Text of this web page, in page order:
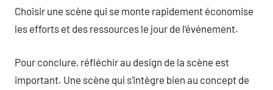
Choisir une scène qui se monte rapidement économise
les efforts et des ressources le jour de l’événement.
Pour conclure, réfléchir au design de la scène est
important. Une scène qui s’intègre bien au concept de